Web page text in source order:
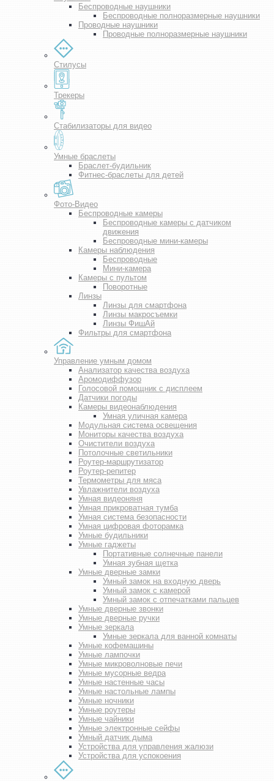
Беспроводные наушники
Беспроводные полноразмерные наушники
Проводные наушники
Проводные полноразмерные наушники
Стилусы
Трекеры
Стабилизаторы для видео
Умные браслеты
Браслет-будильник
Фитнес-браслеты для детей
Фото-Видео
Беспроводные камеры
Беспроводные камеры с датчиком
движения
Беспроводные мини-камеры
Камеры наблюдения
Беспроводные
Мини-камера
Камеры с пультом
Поворотные
Линзы
Линзы для смартфона
Линзы макросъемки
Линзы ФишАй
Фильтры для смартфона
Управление умным домом
Анализатор качества воздуха
Аромодиффузор
Голосовой помощник с дисплеем
Датчики погоды
Камеры видеонаблюдения
Умная уличная камера
Модульная система освещения
Мониторы качества воздуха
Очистители воздуха
Потолочные светильники
Роутер-маршрутизатор
Роутер-репитер
Термометры для мяса
Увлажнители воздуха
Умная видеоняня
Умная прикроватная тумба
Умная система безопасности
Умная цифровая фоторамка
Умные будильники
Умные гаджеты
Портативные солнечные панели
Умная зубная щетка
Умные дверные замки
Умный замок на входную дверь
Умный замок с камерой
Умный замок с отпечатками пальцев
Умные дверные звонки
Умные дверные ручки
Умные зеркала
Умные зеркала для ванной комнаты
Умные кофемашины
Умные лампочки
Умные микроволновые печи
Умные мусорные ведра
Умные настенные часы
Умные настольные лампы
Умные ночники
Умные роутеры
Умные чайники
Умные электронные сейфы
Умный датчик дыма
Устройства для управления жалюзи
Устройства для успокоения